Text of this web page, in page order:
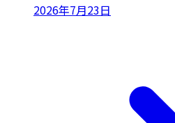
2026年7月23日